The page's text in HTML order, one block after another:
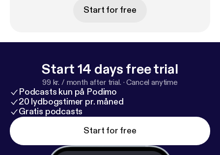
Start for free
Start 14 days free trial
99 kr. / month after trial. ·Cancel anytime
Podcasts kun på Podimo
20 lydbogstimer pr. måned
Gratis podcasts
Start for free